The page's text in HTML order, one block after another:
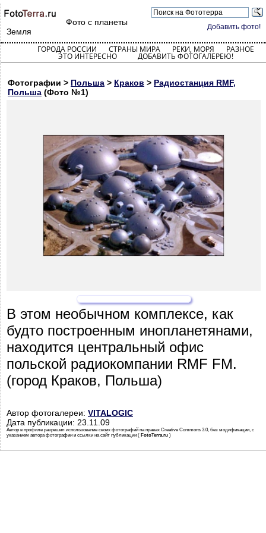
Добавить фото!
Фото с планеты
Земля
ГОРОДА РОССИИ СТРАНЫ МИРА РЕКИ, МОРЯ РАЗНОЕ
ЭТО ИНТЕРЕСНО ДОБАВИТЬ ФОТОГАЛЕРЕЮ!
Фотографии > Польша > Краков > Радиостанция RMF,
Польша (Фото №1)
В этом необычном комплексе, как
будто построенным инопланетянами,
находится центральный офис
польской радиокомпании RMF FM.
(город Краков, Польша)
Автор фотогалереи: VITALOGIC
Дата публикации: 23.11.09
Автор в профиле разрешил использование своих фотографий на правах Creative Commons 3.0, без модификации, с
указанием автора фотографии и ссылки на сайт публикации ( FotoTerra.ru )